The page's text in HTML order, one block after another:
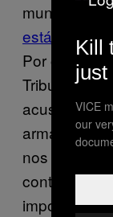
munições
está neste
Por outro
Tribunal
acusados
armas. A
nos
controlo de
Kill
just
VICE
our